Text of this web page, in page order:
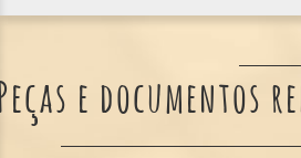
e documentos